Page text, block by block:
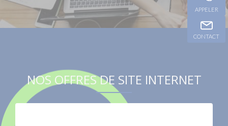
NOS OFFRES DE SITE INTERNET
APPELER
CONTACT